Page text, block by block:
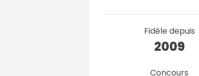
Fidèle depuis
2009
Concours